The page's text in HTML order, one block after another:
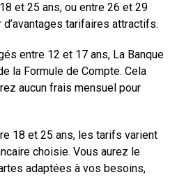
et 25 ans, ou entre 26 et 29
tarifaires attractifs.
entre 12 et 17 ans, La Banque
la Formule de Compte. Cela
aucun frais mensuel pour
18 et 25 ans, les tarifs varient
choisie. Vous aurez le
adaptées à vos besoins,